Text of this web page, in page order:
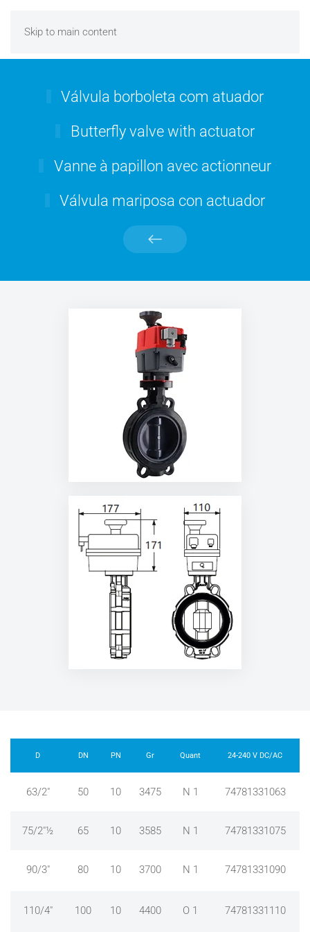
Skip to main content
Válvula borboleta com atuador
Butterfly valve with actuator
Vanne à papillon avec actionneur
Válvula mariposa con actuador
D DN PN Gr Quant 24-240 V DC/AC
63/2" 50 10 3475 N 1 74781331063
75/2"½ 65 10 3585 N 1 74781331075
90/3" 80 10 3700 N 1 74781331090
110/4" 100 10 4400 O 1 74781331110